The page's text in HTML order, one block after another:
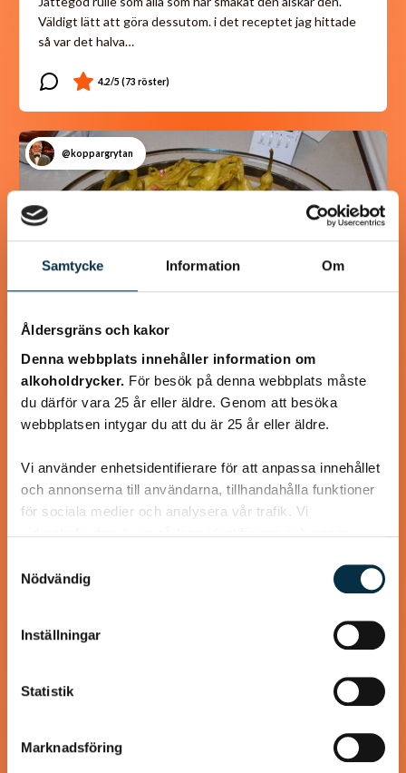
Samtycke Information Om
Åldersgräns och kakor
Denna webbplats innehåller information om
alkoholdrycker. För besök på denna webbplats måste
du därför vara 25 år eller äldre. Genom att besöka
webbplatsen intygar du att du är 25 år eller äldre.
Vi använder enhetsidentifierare för att anpassa innehållet
och annonserna till användarna, tillhandahålla funktioner
för sociala medier och analysera vår trafik. Vi
annons- och analysföretag som vi samarbetar med.
Dessa kan i sin tur kombinera informationen med annan
information som du har tillhandahållit eller som de har
samlat in när du har använt deras tjänster.
Nödvändig
Inställningar
Statistik
Marknadsföring
Väldigt lätt att göra dessutom. i det receptet jag hittade
så var det halva…
@koppargrytan
Turkisk köfte